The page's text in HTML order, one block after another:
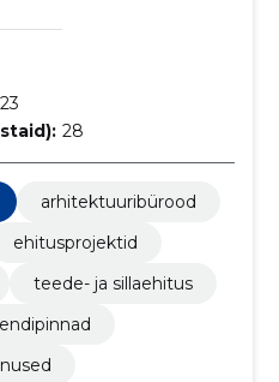
23
28
arhitektuuribürood
ehitusprojektid
teede- ja sillaehitus